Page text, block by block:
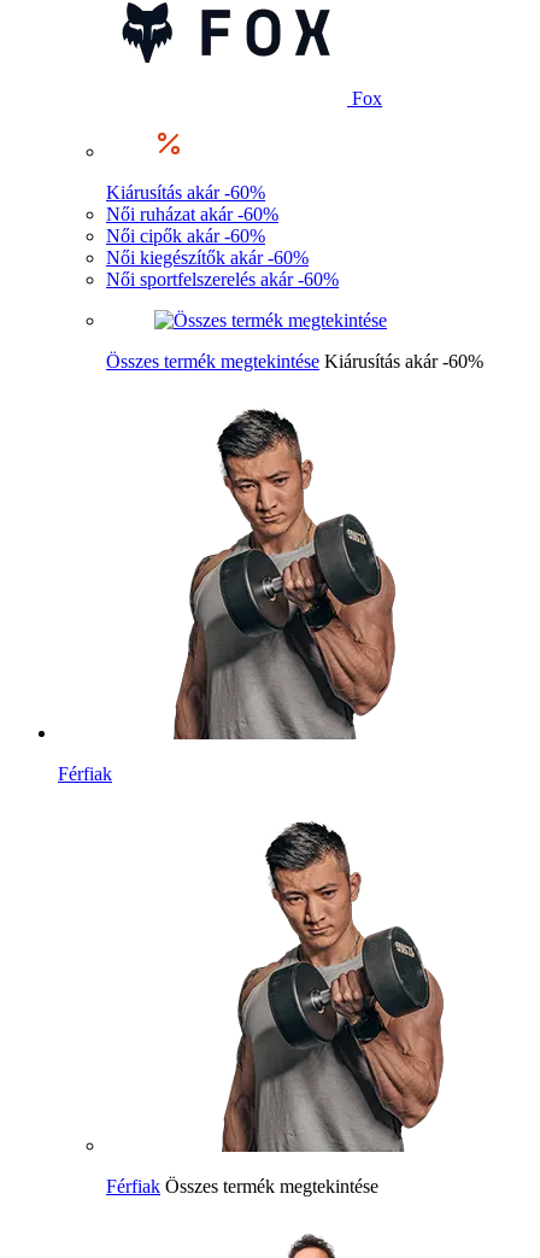
Fox
Kiárusítás akár -60%
Női ruházat akár -60%
Női cipők akár -60%
Női kiegészítők akár -60%
Női sportfelszerelés akár -60%
Összes termék megtekintése Kiárusítás akár -60%
Férfiak
Férfiak Összes termék megtekintése